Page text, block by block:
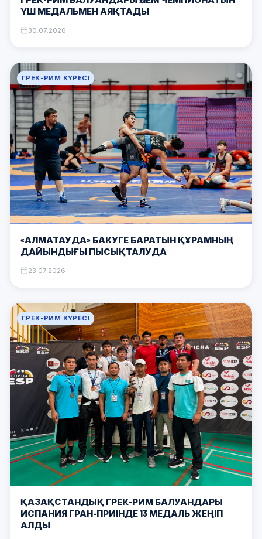
ҮШ МЕДАЛЬМЕН АЯҚТАДЫ
30.07.2026
ГРЕК-РИМ КҮРЕСІ
«АЛМАТАУДА» БАКУГЕ БАРАТЫН ҚҰРАМНЫҢ
ДАЙЫНДЫҒЫ ПЫСЫҚТАЛУДА
23.07.2026
ГРЕК-РИМ КҮРЕСІ
ҚАЗАҚСТАНДЫҚ ГРЕК-РИМ БАЛУАНДАРЫ
ИСПАНИЯ ГРАН-ПРИІНДЕ 13 МЕДАЛЬ ЖЕҢІП
АЛДЫ